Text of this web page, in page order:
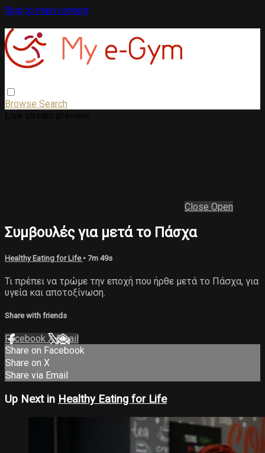
Skip to main content
Browse Search
Close Open
Συμβουλές για μετά το Πάσχα
Healthy Eating for Life • 7m 49s
Τι πρέπει να τρώμε την εποχή που ήρθε μετά το Πάσχα, για
υγεία και αποτοξίνωση.
Share with friends
Facebook XEmail
Share on Facebook
Share on X
Share via Email
Up Next in Healthy Eating for Life